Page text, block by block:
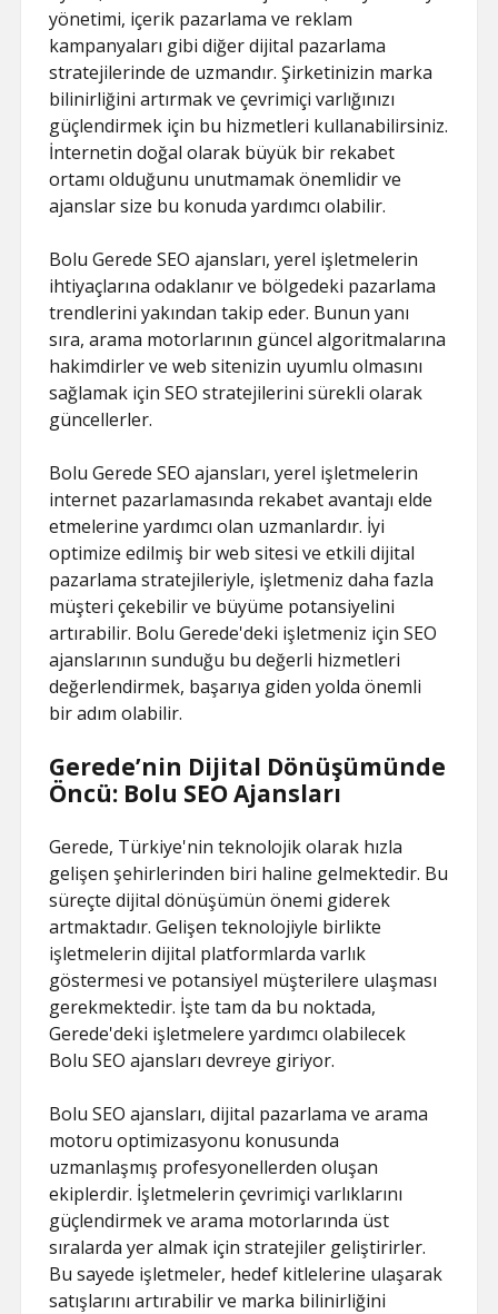
yönetimi, içerik pazarlama ve reklam
kampanyaları gibi diğer dijital pazarlama
stratejilerinde de uzmandır. Şirketinizin marka
bilinirliğini artırmak ve çevrimiçi varlığınızı
güçlendirmek için bu hizmetleri kullanabilirsiniz.
İnternetin doğal olarak büyük bir rekabet
ortamı olduğunu unutmamak önemlidir ve
ajanslar size bu konuda yardımcı olabilir.
Bolu Gerede SEO ajansları, yerel işletmelerin
ihtiyaçlarına odaklanır ve bölgedeki pazarlama
trendlerini yakından takip eder. Bunun yanı
sıra, arama motorlarının güncel algoritmalarına
hakimdirler ve web sitenizin uyumlu olmasını
sağlamak için SEO stratejilerini sürekli olarak
güncellerler.
Bolu Gerede SEO ajansları, yerel işletmelerin
internet pazarlamasında rekabet avantajı elde
etmelerine yardımcı olan uzmanlardır. İyi
optimize edilmiş bir web sitesi ve etkili dijital
pazarlama stratejileriyle, işletmeniz daha fazla
müşteri çekebilir ve büyüme potansiyelini
artırabilir. Bolu Gerede'deki işletmeniz için SEO
ajanslarının sunduğu bu değerli hizmetleri
değerlendirmek, başarıya giden yolda önemli
bir adım olabilir.
Gerede’nin Dijital Dönüşümünde
Öncü: Bolu SEO Ajansları
Gerede, Türkiye'nin teknolojik olarak hızla
gelişen şehirlerinden biri haline gelmektedir. Bu
süreçte dijital dönüşümün önemi giderek
artmaktadır. Gelişen teknolojiyle birlikte
işletmelerin dijital platformlarda varlık
göstermesi ve potansiyel müşterilere ulaşması
gerekmektedir. İşte tam da bu noktada,
Gerede'deki işletmelere yardımcı olabilecek
Bolu SEO ajansları devreye giriyor.
Bolu SEO ajansları, dijital pazarlama ve arama
motoru optimizasyonu konusunda
uzmanlaşmış profesyonellerden oluşan
ekiplerdir. İşletmelerin çevrimiçi varlıklarını
güçlendirmek ve arama motorlarında üst
sıralarda yer almak için stratejiler geliştirirler.
Bu sayede işletmeler, hedef kitlelerine ulaşarak
satışlarını artırabilir ve marka bilinirliğini